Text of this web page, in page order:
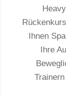
Ihnen
Ihre